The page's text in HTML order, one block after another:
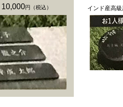
円（税込） インド産高